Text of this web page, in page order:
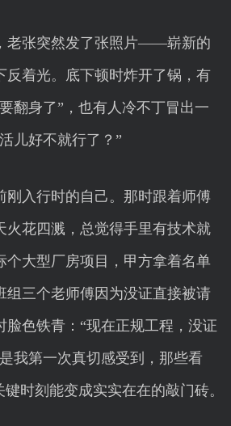
老张突然发了张照片——崭新的
反着光。底下顿时炸开了锅，有
翻身了”，也有人冷不丁冒出一
儿好不就行了？”
刚入行时的自己。那时跟着师傅
火花四溅，总觉得手里有技术就
个大型厂房项目，甲方拿着名单
组三个老师傅因为没证直接被请
脸色铁青：“现在正规工程，没证
我第一次真切感受到，那些看
时刻能变成实实在在的敲门砖。